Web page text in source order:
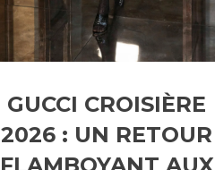
GUCCI CROISIÈRE
2026 : UN RETOUR